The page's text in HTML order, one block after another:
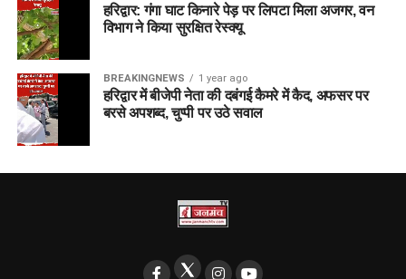
हरिद्वार: गंगा घाट किनारे पेड़ पर लिपटा मिला अजगर, वन
विभाग ने किया सुरक्षित रेस्क्यू
BREAKINGNEWS 1 year ago
हरिद्वार में बीजेपी नेता की दबंगई कैमरे में कैद, अफसर पर
बरसे अपशब्द, चुप्पी पर उठे सवाल